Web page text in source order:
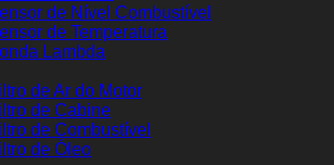
de Nível Combustível
de Temperatura
Lambda
de Ar do Motor
de Cabine
de Combustível
de Óleo